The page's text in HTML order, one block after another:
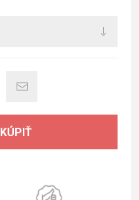
KÚPIŤ